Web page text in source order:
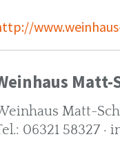
Matt-
Matt-
06321 58327